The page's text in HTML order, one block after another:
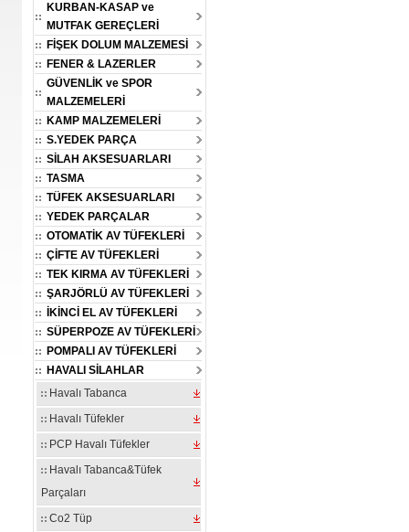
KURBAN-KASAP ve
MUTFAK GEREÇLERİ
FİŞEK DOLUM MALZEMESİ
FENER & LAZERLER
GÜVENLİK ve SPOR
MALZEMELERİ
KAMP MALZEMELERİ
S.YEDEK PARÇA
SİLAH AKSESUARLARI
TASMA
TÜFEK AKSESUARLARI
YEDEK PARÇALAR
OTOMATİK AV TÜFEKLERİ
ÇİFTE AV TÜFEKLERİ
TEK KIRMA AV TÜFEKLERİ
ŞARJÖRLÜ AV TÜFEKLERİ
İKİNCİ EL AV TÜFEKLERİ
SÜPERPOZE AV TÜFEKLERİ
POMPALI AV TÜFEKLERİ
HAVALI SİLAHLAR
Havalı Tabanca
Havalı Tüfekler
PCP Havalı Tüfekler
Havalı Tabanca&Tüfek
Parçaları
Co2 Tüp
Yem
Anason
Oskar Boili Yüzen Silikon Yem
20mm Yeşil Kan Kokulu-
av15293
Fiyatı :100.00 TL
%2Havale/EFT :98.00 TL
TL